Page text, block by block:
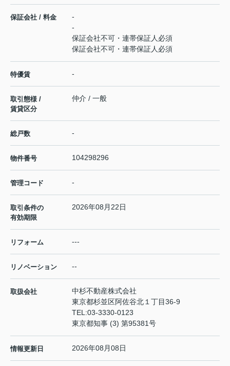
保証会社 / 料金
-
-
保証会社不可・連帯保証人必須
保証会社不可・連帯保証人必須
特優賃 -
取引態様 /
賃貸区分
仲介 / 一般
総戸数 -
物件番号 104298296
管理コード -
取引条件の
有効期限
2026年08月22日
リフォーム ---
リノベーション --
取扱会社
中杉不動産株式会社
東京都杉並区阿佐谷北１丁目36-9
TEL:03-3330-0123
東京都知事 (3) 第95381号
情報更新日 2026年08月08日